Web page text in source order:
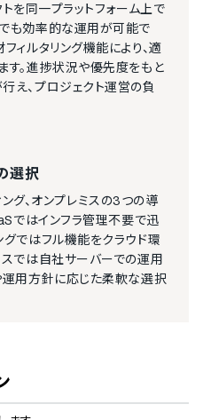
を同一プラットフォーム上で
も効率的な運用が可能で
ィルタリング機能により、適
す。進捗状況や優先度をもと
え、プロジェクト運営の負
選択
グ、オンプレミスの3つの導
ではインフラ管理不要で迅
グではフル機能をクラウド環
スでは自社サーバーでの運用
運用方針に応じた柔軟な選択